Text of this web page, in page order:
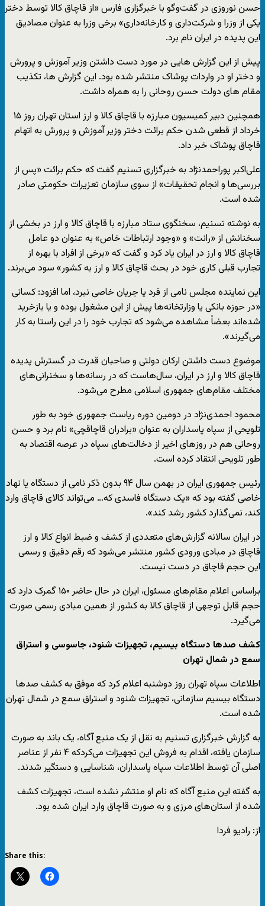
حسن نوروزی در گفت‌وگو با خبرگزاری فارس «از قاچاق کالا توسط دختر
یکی از وزرا و شرکت‌داری و کارخانه‌داری» برخی وزرا به عنوان مصادیق
این پدیده در ایران نام برد.
پیش از این گزارش هایی در مورد دست داشتن وزیر آموزش و پرورش
و دختر او در واردات پوشاک منتشر شده بود. این گزارش ها، تکذیب
مقام های دولت حسن روحانی را به همراه داشت.
همچنین دبیر کمیسیون مبارزه با قاچاق کالا و ارز استان تهران روز ۱۵
خرداد از قطعی شدن حکم برائت دختر وزیر آموزش و پرورش به اتهام
قاچاق پوشاک خبر داد.
علی‌اکبر پوراحمد‌نژاد به خبرگزاری تسنیم گفت که حکم برائت «پس از
بررسی‌ها و انجام تحقیقات» از سوی سازمان تعزیرات حکومتی صادر
شده است.
به نوشته تسنیم، سخنگوی ستاد مبارزه با قاچاق کالا و ارز در بخشی از
سخنانش از «رانت» و «وجود ارتباطات خاص» به عنوان دو عامل
قاچاق کالا و ارز در ایران یاد کرد و گفت که «برخی از افراد با بهره از
تجارب قبلی کاری خود در بحث قاچاق کالا و ارز به کشور» سود می‌برند.
این نماینده مجلس نامی از فرد یا جریان خاصی نبرد، اما افزود: کسانی
«در حوزه بانکی یا وزارتخانه‌ها پیش از این مشغول بوده و یا بازخرید
شده‌اند بعضاً مشاهده می‌شود که تجارب خود را در این راستا به کار
می‌گیرند».
موضوع دست داشتن ارکان دولتی و صاحبان قدرت در گسترش پدیده
قاچاق کالا و ارز در ایران، سال‌هاست که در رسانه‌ها و سخنرانی‌های
مختلف مقام‌های جمهوری اسلامی مطرح می‌شود.
محمود احمدی‌نژاد در دومین دوره ریاست جمهوری خود به طور
تلویحی از سپاه پاسداران به عنوان «برادران قاچاقچی» نام برد و حسن
روحانی هم در روزهای اخیر از دخالت‌های سپاه در عرصه اقتصاد به
طور تلویحی انتقاد کرده است.
رئیس جمهوری ایران در بهمن سال ۹۴ بدون ذکر نامی از دستگاه یا نهاد
خاصی گفته بود که «یک دستگاه فاسدی که… می‌تواند کالای قاچاق وارد
کند، نمی‌گذارد کشور رشد کند».
در ایران سالانه گزارش‌های متعددی از کشف و ضبط انواع کالا و ارز
قاچاق در مبادی ورودی کشور منتشر می‌شود که رقم دقیق و رسمی
این حجم قاچاق در دست نیست.
براساس اعلام مقام‌های مسئول، ایران در حال حاضر ۱۵۰ گمرک دارد که
حجم قابل توجهی از قاچاق کالا به کشور از همین مبادی رسمی صورت
می‌گیرد.
کشف صدها دستگاه بیسیم، تجهیزات شنود، جاسوسی و استراق
سمع در شمال تهران
اطلاعات سپاه تهران روز دوشنبه اعلام کرد که موفق به کشف صدها
دستگاه بیسیم سازمانی، تجهیزات شنود و استراق سمع در شمال تهران
شده است.
به گزارش خبرگزاری تسنیم به نقل از یک منبع آگاه، یک باند به صورت
سازمان یافته، اقدام به فروش این تجهیزات می‌کردکه ۴ نفر از عناصر
اصلی آن توسط اطلاعات سپاه پاسداران، شناسایی و دستگیر شدند.
به گفته این منبع آگاه که نام او منتشر نشده است، تجهیزات کشف
شده از استان‌های مرزی و به صورت قاچاق وارد ایران شده بود.
از: رادیو فردا
Share this: